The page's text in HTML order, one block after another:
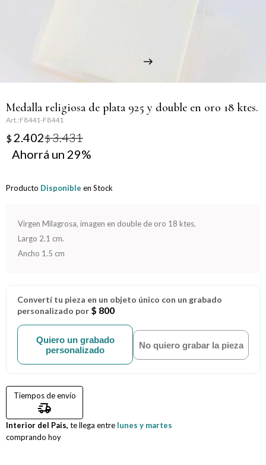
Medalla religiosa de plata 925 y double en oro 18 ktes.
F8441-F8441
$ 2.402$3.431
29
Producto Disponible en Stock
Virgen Milagrosa, imagen en double de oro 18 ktes.
Largo 2.1 cm.
Ancho 1.5 cm
Convertí tu pieza en un objeto único con un grabado
personalizado por $ 800
Quiero un grabado
personalizado
No quiero grabar la pieza
Tiempos de envío
delivery_truck_speed
Interior del Pais, te llega entre lunes y martes
comprando hoy
Día del Abuelo
Día del Amigo
Día del Maestro
Nacimiento
San Valentín
Día del niño